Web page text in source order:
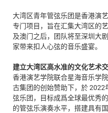
大湾区青年管弦乐团是香港演
专门项目，旨在汇集大湾区的
及澳门之后，团队将至深圳大
家带来扣人心弦的音乐盛宴。
建立大湾区高水准的文化艺术
香港演艺学院联合星海音乐学
古集团的创始赞助下，於
弦乐团，目标成爲全球最优秀
的管弦乐演奏水平，搭建具有